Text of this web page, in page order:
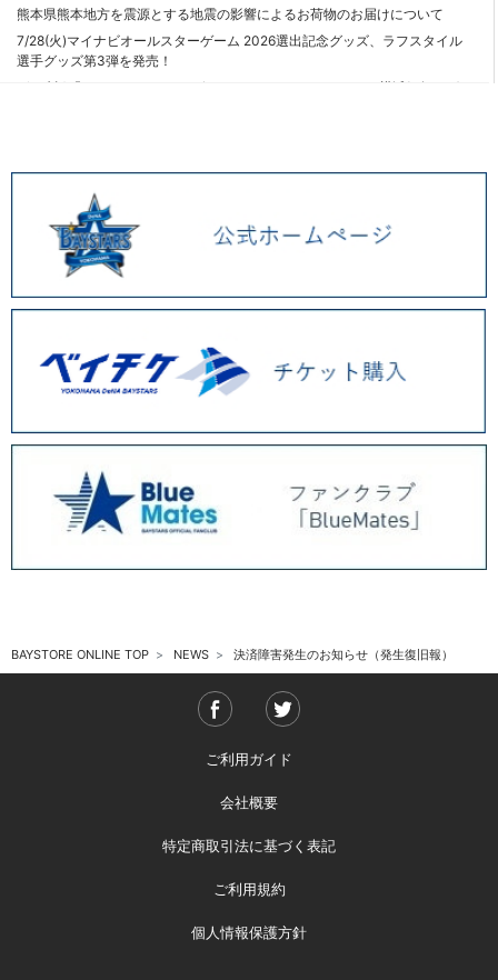
熊本県熊本地方を震源とする地震の影響によるお荷物のお届けについて
7/28(火)マイナビオールスターゲーム 2026選出記念グッズ、ラフスタイル
選手グッズ第3弾を発売！
7/24(金)『YOKOHAMA STAR☆NIGHT 2026 Supported by 横浜銀行』グ
ラボグッズ発売！
決済障害発生のお知らせ（発生復旧報）
決済障害発生のお知らせ（発生復旧報）
決済障害発生のお知らせ（発生復旧報）
7/14(火)『YOKOHAMA STAR☆NIGHT 2026 Supported by 横浜銀行』レ
決済障害発生のお知らせ（発生復旧報）
7/14(火)〜7/27(月)BAYSTORE ONLINEにてアウトレット販売を実施！
2026」第4弾はダヤン・ビシエド選手が登場！
7/2(木)アクリル選手キャップマスコット第3弾や、アクションイラストグッ
ズが登場！
6/26(金)横浜DeNAベイスターズ15thキャップや「PLAYER PRODUCE
6/26(金)野球未来創造ユニフォーム・グッズ発売！
台風および地震影響による一部荷物のお届け遅延について
BAYSTORE ONLINE 発送業務一時休止のお知らせ
BAYSTORE ONLINE TOP NEWS 決済障害発生のお知らせ（発生復旧報）
ご利用ガイド
会社概要
特定商取引法に基づく表記
ご利用規約
個人情報保護方針